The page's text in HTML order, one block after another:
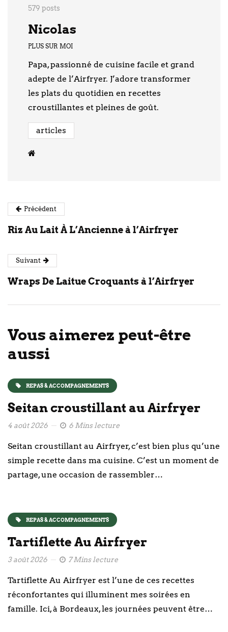
579 posts
Nicolas
PLUS SUR MOI
Papa, passionné de cuisine facile et grand
adepte de l’Airfryer. J’adore transformer
les plats du quotidien en recettes
croustillantes et pleines de goût.
articles
Précédent
Riz Au Lait À L’Ancienne à l’Airfryer
Suivant
Wraps De Laitue Croquants à l’Airfryer
Vous aimerez peut-être
aussi
REPAS & ACCOMPAGNEMENTS
Seitan croustillant au Airfryer
4 août 2026 6 Mins lecture
Seitan croustillant au Airfryer, c’est bien plus qu’une
simple recette dans ma cuisine. C’est un moment de
partage, une occasion de rassembler…
REPAS & ACCOMPAGNEMENTS
Tartiflette Au Airfryer
3 août 2026 7 Mins lecture
Tartiflette Au Airfryer est l’une de ces recettes
réconfortantes qui illuminent mes soirées en
famille. Ici, à Bordeaux, les journées peuvent être…